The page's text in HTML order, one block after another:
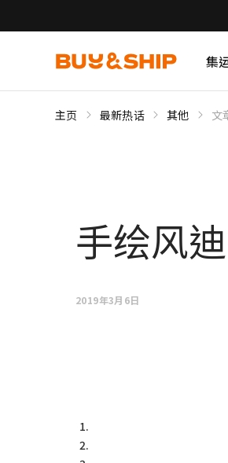
集
主页 最新热话 其他 文
手绘风
2019年3月6日